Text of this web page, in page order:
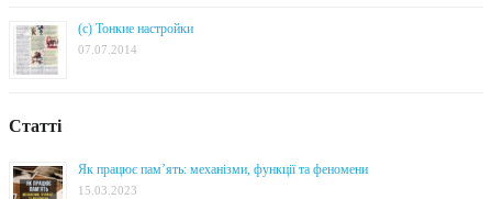
(с) Тонкие настройки
07.07.2014
Статті
Як працює пам’ять: механізми, функції та феномени
15.03.2023